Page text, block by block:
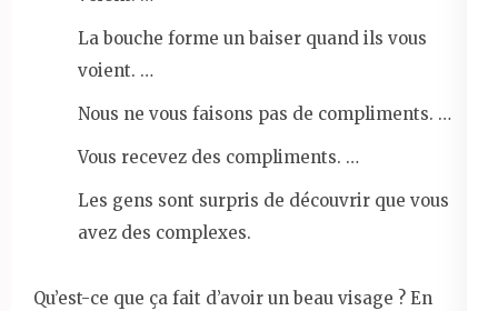
La bouche forme un baiser quand ils vous
voient. …
Nous ne vous faisons pas de compliments. …
Vous recevez des compliments. …
Les gens sont surpris de découvrir que vous
avez des complexes.
Qu’est-ce que ça fait d’avoir un beau visage ? En